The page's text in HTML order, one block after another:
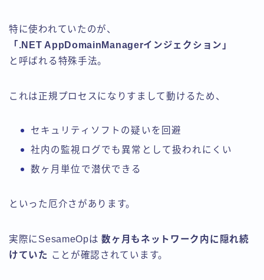
特に使われていたのが、
「.NET AppDomainManagerインジェクション」
と呼ばれる特殊手法。
これは正規プロセスになりすまして動けるため、
セキュリティソフトの疑いを回避
社内の監視ログでも異常として扱われにくい
数ヶ月単位で潜伏できる
といった厄介さがあります。
実際にSesameOpは数ヶ月もネットワーク内に隠れ続
けていた ことが確認されています。